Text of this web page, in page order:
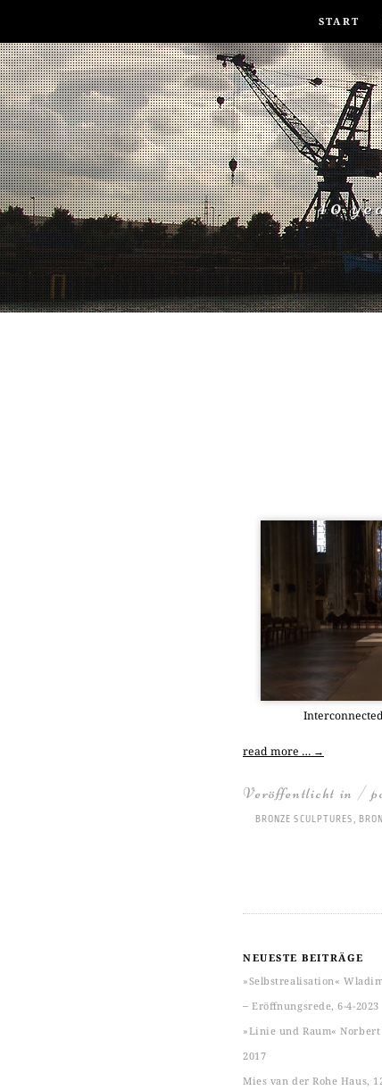
START
40
read more … →
Veröffentlicht in /
BRONZE SCULPTURES,
NEUESTE BEITRÄGE
»Selbstrealisation«
‒ Eröffnungsrede, 6-4-2023
»Linie und Raum« Norbert
2017
Mies van der Rohe Haus,